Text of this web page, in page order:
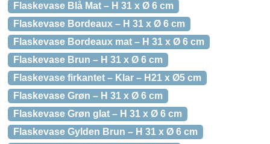
Flaskevase Blå Mat – H 31 x Ø 6 cm
Flaskevase Bordeaux – H 31 x Ø 6 cm
Flaskevase Bordeaux mat – H 31 x Ø 6 cm
Flaskevase Brun – H 31 x Ø 6 cm
Flaskevase firkantet – Klar – H21 x Ø5 cm
Flaskevase Grøn – H 31 x Ø 6 cm
Flaskevase Grøn glat – H 31 x Ø 6 cm
Flaskevase Gylden Brun – H 31 x Ø 6 cm